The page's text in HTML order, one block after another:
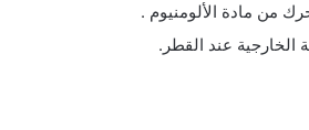
من مادة الألومنيوم .
الخارجية عند القطر.